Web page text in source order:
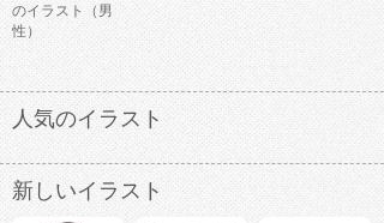
のイラスト（男
性）
人気のイラスト
新しいイラスト